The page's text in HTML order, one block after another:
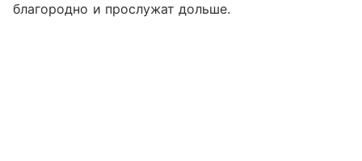
благородно и прослужат дольше.